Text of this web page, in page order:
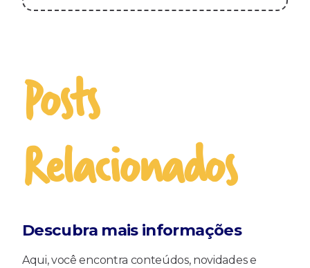
Posts
Relacionados
Descubra mais informações
Aqui, você encontra conteúdos, novidades e